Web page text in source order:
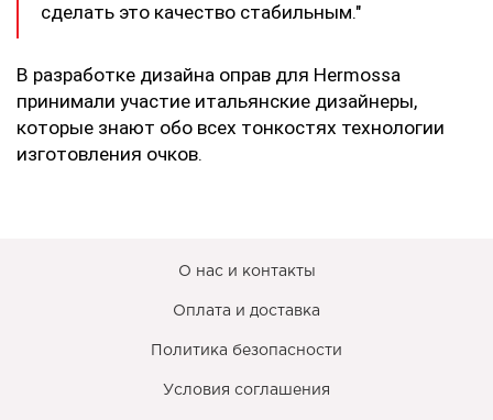
сделать это качество стабильным."
В разработке дизайна оправ для Hermossa
принимали участие итальянские дизайнеры,
которые знают обо всех тонкостях технологии
изготовления очков.
О нас и контакты
Оплата и доставка
Политика безопасности
Условия соглашения